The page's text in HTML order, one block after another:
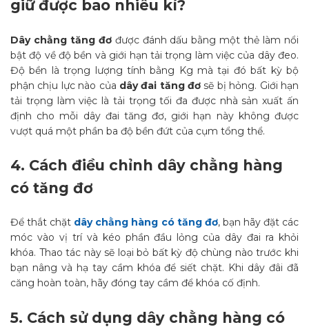
giữ được bao nhiêu kí?
Dây chằng tăng đơđược đánh dấu bằng một thẻ làm nổi
bật độ về độ bền và giới hạn tải trọng làm việc của dây đeo.
Độ bền là trọng lượng tính bằng Kg mà tại đó bất kỳ bộ
phận chịu lực nào của dây đai tăng đơ sẽ bị hỏng. Giới hạn
tải trọng làm việc là tải trọng tối đa được nhà sản xuất ấn
định cho mỗi dây đai tăng đơ, giới hạn này không được
vượt quá một phần ba độ bền đứt của cụm tổng thể.
4. Cách điều chỉnh dây chằng hàng
có tăng đơ
Để thắt chặt dây chằng hàng có tăng đơ, bạn hãy đặt các
móc vào vị trí và kéo phần đầu lỏng của dây đai ra khỏi
khóa. Thao tác này sẽ loại bỏ bất kỳ độ chùng nào trước khi
bạn nâng và hạ tay cầm khóa để siết chặt. Khi dây đâi đã
căng hoàn toàn, hãy đóng tay cầm để khóa cố định.
5. Cách sử dụng dây chằng hàng có